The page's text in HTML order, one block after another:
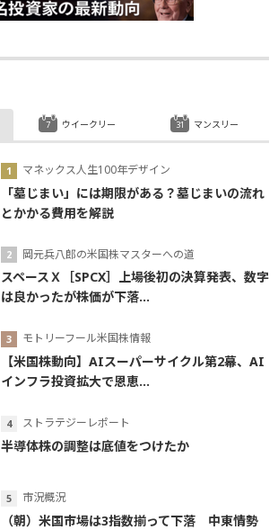
マネックス人生100年デザイン
「墓じまい」には期限がある？墓じまいの流れ
とかかる費用を解説
岡元兵八郎の米国株マスターへの道
スペースＸ［SPCX］上場後初の決算発表、数字
は良かったが株価が下落...
モトリーフール米国株情報
【米国株動向】AIスーパーサイクル第2幕、AI
インフラ投資拡大で恩恵...
ストラテジーレポート
半導体株の調整は底値をつけたか
市況概況
（朝）米国市場は3指数揃って下落 中東情勢
ウイークリー マンスリー